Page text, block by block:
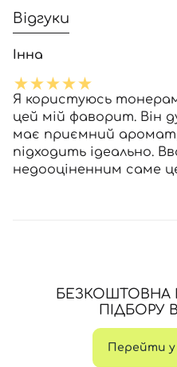
Відгуки
Інна
Я користуюсь
цей мій фаворит. Він
має приємний аромат,
підходить ідеально.
недооціненним саме
БЕЗКОШТОВНА
ПІДБОРУ
Перейти у